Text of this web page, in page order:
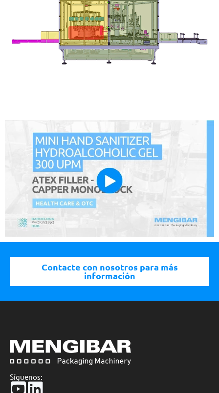
Contacte con nosotros para más
información
Síguenos: